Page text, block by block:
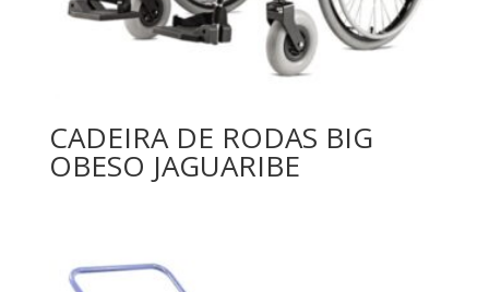
CADEIRA DE RODAS BIG
OBESO JAGUARIBE